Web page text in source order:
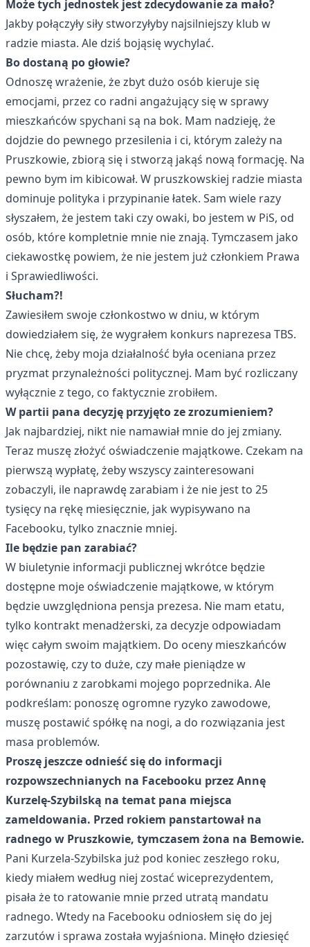
Może tych jednostek jest zdecydowanie za mało?
Jakby połączyły siły stworzyłyby najsilniejszy klub w
radzie miasta. Ale dziś bojąsię wychylać.
Bo dostaną po głowie?
Odnoszę wrażenie, że zbyt dużo osób kieruje się
emocjami, przez co radni angażujący się w sprawy
mieszkańców spychani są na bok. Mam nadzieję, że
dojdzie do pewnego przesilenia i ci, którym zależy na
Pruszkowie, zbiorą się i stworzą jakąś nową formację. Na
pewno bym im kibicował. W pruszkowskiej radzie miasta
dominuje polityka i przypinanie łatek. Sam wiele razy
słyszałem, że jestem taki czy owaki, bo jestem w PiS, od
osób, które kompletnie mnie nie znają. Tymczasem jako
ciekawostkę powiem, że nie jestem już członkiem Prawa
i Sprawiedliwości.
Słucham?!
Zawiesiłem swoje członkostwo w dniu, w którym
dowiedziałem się, że wygrałem konkurs naprezesa TBS.
Nie chcę, żeby moja działalność była oceniana przez
pryzmat przynależności politycznej. Mam być rozliczany
wyłącznie z tego, co faktycznie zrobiłem.
W partii pana decyzję przyjęto ze zrozumieniem?
Jak najbardziej, nikt nie namawiał mnie do jej zmiany.
Teraz muszę złożyć oświadczenie majątkowe. Czekam na
pierwszą wypłatę, żeby wszyscy zainteresowani
zobaczyli, ile naprawdę zarabiam i że nie jest to 25
tysięcy na rękę miesięcznie, jak wypisywano na
Facebooku, tylko znacznie mniej.
Ile będzie pan zarabiać?
W biuletynie informacji publicznej wkrótce będzie
dostępne moje oświadczenie majątkowe, w którym
będzie uwzględniona pensja prezesa. Nie mam etatu,
tylko kontrakt menadżerski, za decyzje odpowiadam
więc całym swoim majątkiem. Do oceny mieszkańców
pozostawię, czy to duże, czy małe pieniądze w
porównaniu z zarobkami mojego poprzednika. Ale
podkreślam: ponoszę ogromne ryzyko zawodowe,
muszę postawić spółkę na nogi, a do rozwiązania jest
masa problemów.
Proszę jeszcze odnieść się do informacji
rozpowszechnianych na Facebooku przez Annę
Kurzelę-Szybilską na temat pana miejsca
zameldowania. Przed rokiem panstartował na
radnego w Pruszkowie, tymczasem żona na Bemowie.
Pani Kurzela-Szybilska już pod koniec zeszłego roku,
kiedy miałem według niej zostać wiceprezydentem,
pisała że to ratowanie mnie przed utratą mandatu
radnego. Wtedy na Facebooku odniosłem się do jej
zarzutów i sprawa została wyjaśniona. Minęło dziesięć